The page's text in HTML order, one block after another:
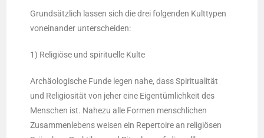
Grund­sätz­lich las­sen sich die drei fol­gen­den Kult­ty­pen
von­ein­an­der unterscheiden:
1) Reli­giö­se und spi­ri­tu­el­le Kulte
Archäo­lo­gi­sche Fun­de legen nahe, dass Spi­ri­tua­li­tät
und Reli­gio­si­tät von jeher eine Eigen­tüm­lich­keit des
Men­schen ist. Nahe­zu alle For­men mensch­li­chen
Zusam­men­le­bens wei­sen ein Reper­toire an reli­giö­sen